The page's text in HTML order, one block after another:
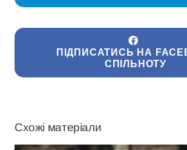
ПІДПИСАТИСЬ НА
СПІЛЬНОТУ
Схожі матеріали